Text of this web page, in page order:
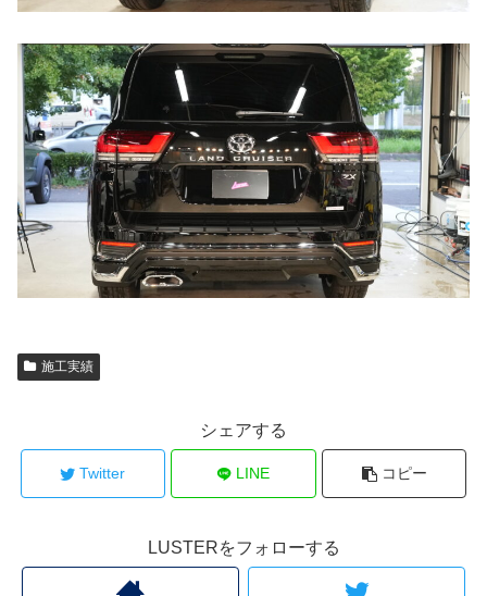
施工実績
シェアする
Twitter LINE コピー
LUSTERをフォローする